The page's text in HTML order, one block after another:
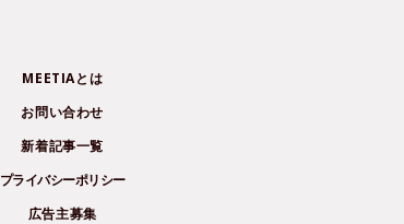
MEETIAとは
お問い合わせ
新着記事一覧
プライバシーポリシー
広告主募集